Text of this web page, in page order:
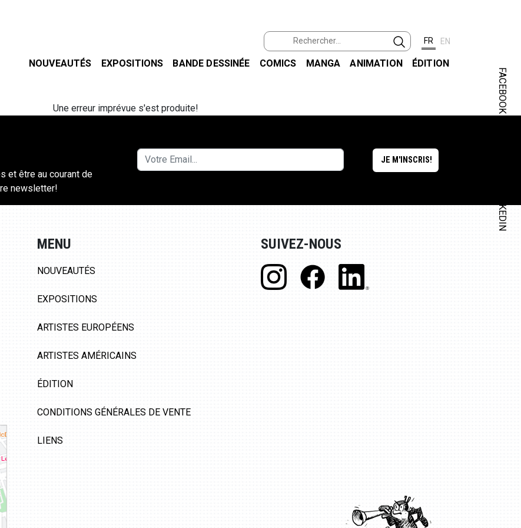
FR EN
NOUVEAUTÉS EXPOSITIONS BANDE DESSINÉE COMICS MANGA ANIMATION ÉDITION
FACEBOOK
LINKEDIN
Une erreur imprévue s'est produite!
et être au courant de
newsletter!
MENU
NOUVEAUTÉS
EXPOSITIONS
ARTISTES EUROPÉENS
ARTISTES AMÉRICAINS
ÉDITION
CONDITIONS GÉNÉRALES DE VENTE
LIENS
SUIVEZ-NOUS